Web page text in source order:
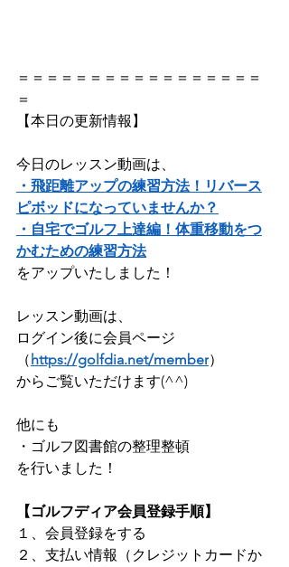
＝＝＝＝＝＝＝＝＝＝＝＝＝＝＝＝＝
＝
【本日の更新情報】
今日のレッスン動画は、
・飛距離アップの練習方法！リバース
ピボッドになっていませんか？
・自宅でゴルフ上達編！体重移動をつ
かむための練習方法
をアップいたしました！
レッスン動画は、
ログイン後に会員ページ
（https://golfdia.net/member）
からご覧いただけます(^^)
他にも
・ゴルフ図書館の整理整頓
を行いました！
【ゴルフディア会員登録手順】
１、会員登録をする
​２、支払い情報（クレジットカードか